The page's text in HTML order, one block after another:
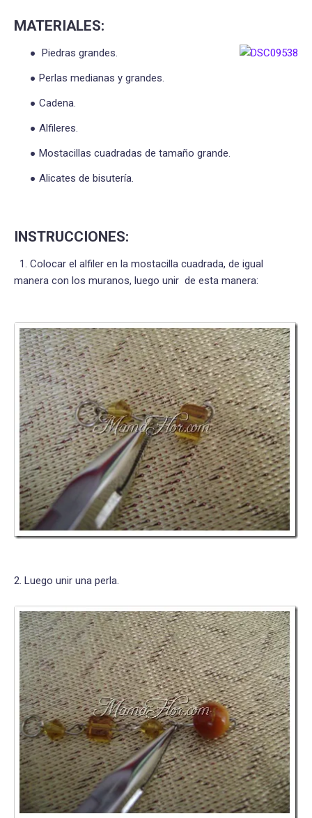
MATERIALES:
Piedras grandes.
Perlas medianas y grandes.
Cadena.
Alfileres.
Mostacillas cuadradas de tamaño grande.
Alicates de bisutería.
INSTRUCCIONES:
1. Colocar el alfiler en la mostacilla cuadrada, de igual
manera con los muranos, luego unir de esta manera:
2. Luego unir una perla.